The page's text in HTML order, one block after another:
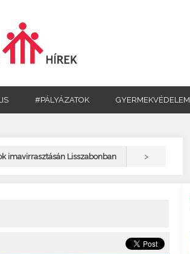
#PÁLYÁZATOK GYERMEKVÉDELEM
imavirrasztásán Lisszabonban >